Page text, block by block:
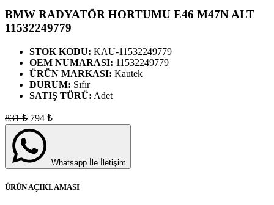
BMW RADYATÖR HORTUMU E46 M47N ALT
11532249779
STOK KODU: KAU-11532249779
OEM NUMARASI: 11532249779
ÜRÜN MARKASI: Kautek
DURUM: Sıfır
SATIŞ TÜRÜ: Adet
831₺ 794 ₺
Whatsapp İle İletişim
ÜRÜN AÇIKLAMASI